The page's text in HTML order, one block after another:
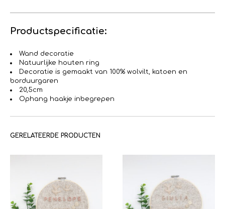
Productspecificatie:
Wand decoratie
Natuurlijke houten ring
Decoratie is gemaakt van 100% wolvilt, katoen en
borduurgaren
20,5cm
Ophang haakje inbegrepen
GERELATEERDE PRODUCTEN